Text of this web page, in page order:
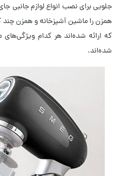
جلویی برای نصب انواع لوازم جانبی
که ارائه شده‌اند هر کدام ویژگی‌های
شده‌اند.